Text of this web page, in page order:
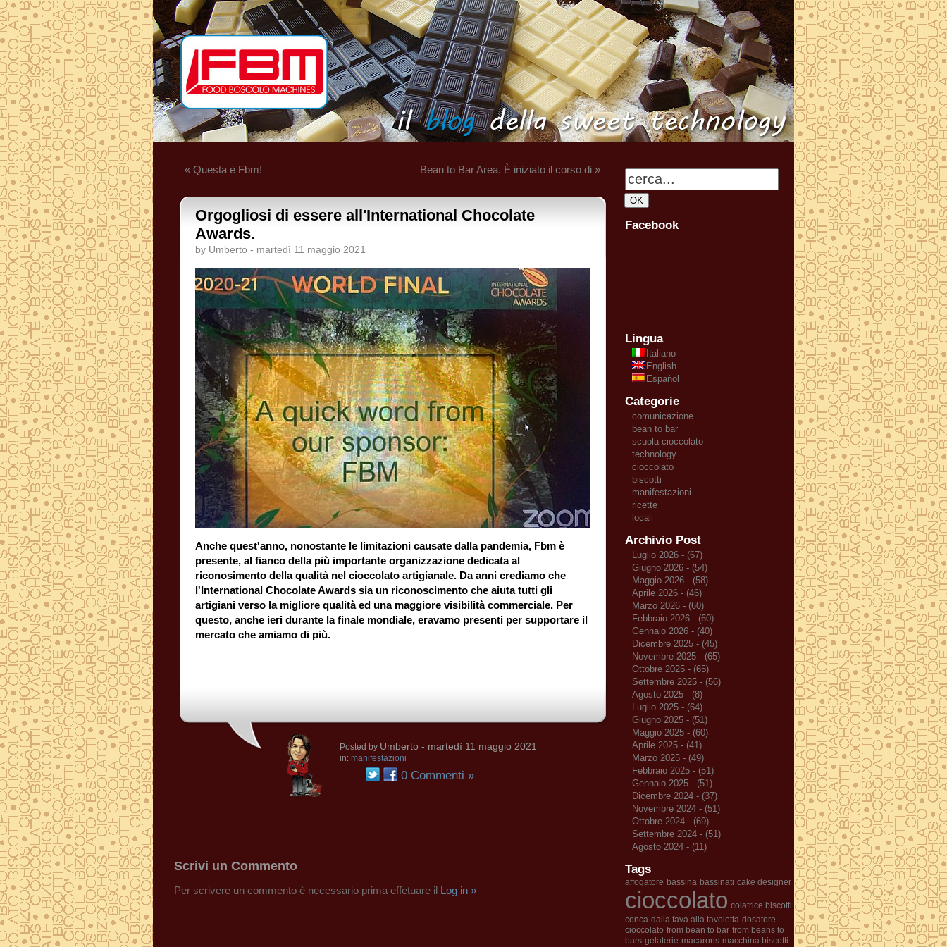
« Questa è Fbm! Bean to Bar Area. È iniziato il corso di »
Orgogliosi di essere all'International Chocolate
Awards.
by Umberto - martedì 11 maggio 2021
Anche quest'anno, nonostante le limitazioni causate dalla pandemia, Fbm è
presente, al fianco della più importante organizzazione dedicata al
riconosimento della qualità nel cioccolato artigianale. Da anni crediamo che
l'International Chocolate Awards sia un riconoscimento che aiuta tutti gli
artigiani verso la migliore qualità ed una maggiore visibilità commerciale. Per
questo, anche ieri durante la finale mondiale, eravamo presenti per supportare il
mercato che amiamo di più.
Posted by Umberto - martedì 11 maggio 2021
in: manifestazioni
0 Commenti »
Scrivi un Commento
Per scrivere un commento è necessario prima effetuare il Log in »
Facebook
Lingua
Italiano
English
Español
Categorie
comunicazione
bean to bar
scuola cioccolato
technology
cioccolato
biscotti
manifestazioni
ricette
locali
Archivio Post
Luglio 2026 - (67)
Giugno 2026 - (54)
Maggio 2026 - (58)
Aprile 2026 - (46)
Marzo 2026 - (60)
Febbraio 2026 - (60)
Gennaio 2026 - (40)
Dicembre 2025 - (45)
Novembre 2025 - (65)
Ottobre 2025 - (65)
Settembre 2025 - (56)
Agosto 2025 - (8)
Luglio 2025 - (64)
Giugno 2025 - (51)
Maggio 2025 - (60)
Aprile 2025 - (41)
Marzo 2025 - (49)
Febbraio 2025 - (51)
Gennaio 2025 - (51)
Dicembre 2024 - (37)
Novembre 2024 - (51)
Ottobre 2024 - (69)
Settembre 2024 - (51)
Agosto 2024 - (11)
Tags
affogatore bassina bassinati cake designer
cioccolato colatrice biscotti
conca dalla fava alla tavoletta dosatore
cioccolato from bean to bar from beans to
bars gelaterie macarons macchina biscotti